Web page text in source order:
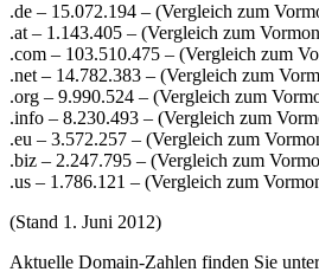
.de – 15.072.194 – (Vergleich zum
.at – 1.143.405 – (Vergleich zum
.com – 103.510.475 – (Vergleich zum
.net – 14.782.383 – (Vergleich zum
.org – 9.990.524 – (Vergleich zum
.info – 8.230.493 – (Vergleich zum
.eu – 3.572.257 – (Vergleich zum
.biz – 2.247.795 – (Vergleich zum
.us – 1.786.121 – (Vergleich zum
(Stand 1. Juni 2012)
Aktuelle Domain-Zahlen finden Sie